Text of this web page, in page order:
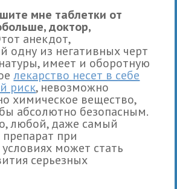
мне таблетки от
доктор,
анекдот,
из негативных черт
имеет и оборотную
лекарство несет в себе
риск, невозможно
химическое вещество,
абсолютно безопасным.
любой, даже самый
при
может стать
серьезных